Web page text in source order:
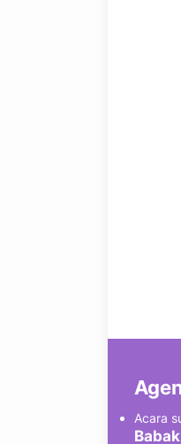
Acara